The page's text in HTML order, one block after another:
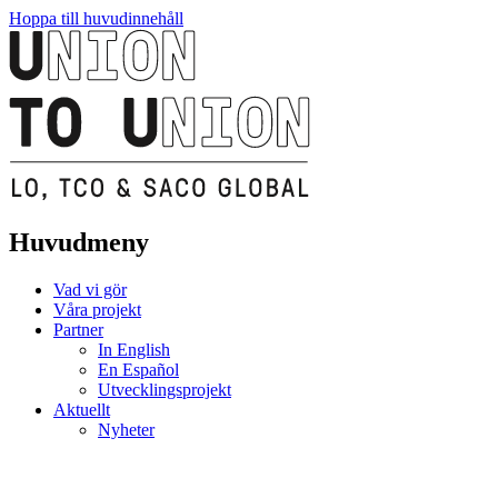
Hoppa till huvudinnehåll
Huvudmeny
Vad vi gör
Våra projekt
Partner
In English
En Español
Utvecklingsprojekt
Aktuellt
Nyheter